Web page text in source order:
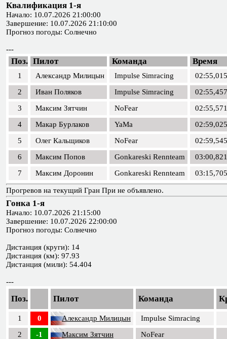
Квалификация 1-я
Начало: 10.07.2026 21:00:00
Завершение: 10.07.2026 21:10:00
Прогноз погоды: Солнечно
---
Поз. Пилот Команда Время
1 Александр Милицын Impulse Simracing
02:55,015
2
Иван Поляков Impulse Simracing
02:55,457
3
Максим Зятчин NoFear
02:55,571
4
Макар Бурлаков YaMa
02:59,025
5
Олег Кальщиков NoFear
02:59,545
6
Максим Попов Gonkareski Rennteam
03:00,821
7
Максим Доронин Gonkareski Rennteam 03:15,705
Прогревов на текущий Гран При не объявлено.
Гонка 1-я
Начало: 10.07.2026 21:15:00
Завершение: 10.07.2026 22:00:00
Прогноз погоды: Солнечно
Дистанция (круги): 14
Дистанция (км): 97.93
Дистанция (мили): 54.404
---
Поз. Пилот Команда
1 0 Александр Милицын
Impulse Simracing
2
-1 Максим Зятчин
NoFear